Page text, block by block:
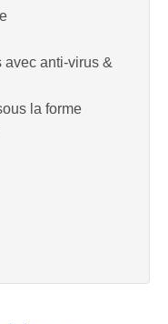
avec anti-virus &
la forme